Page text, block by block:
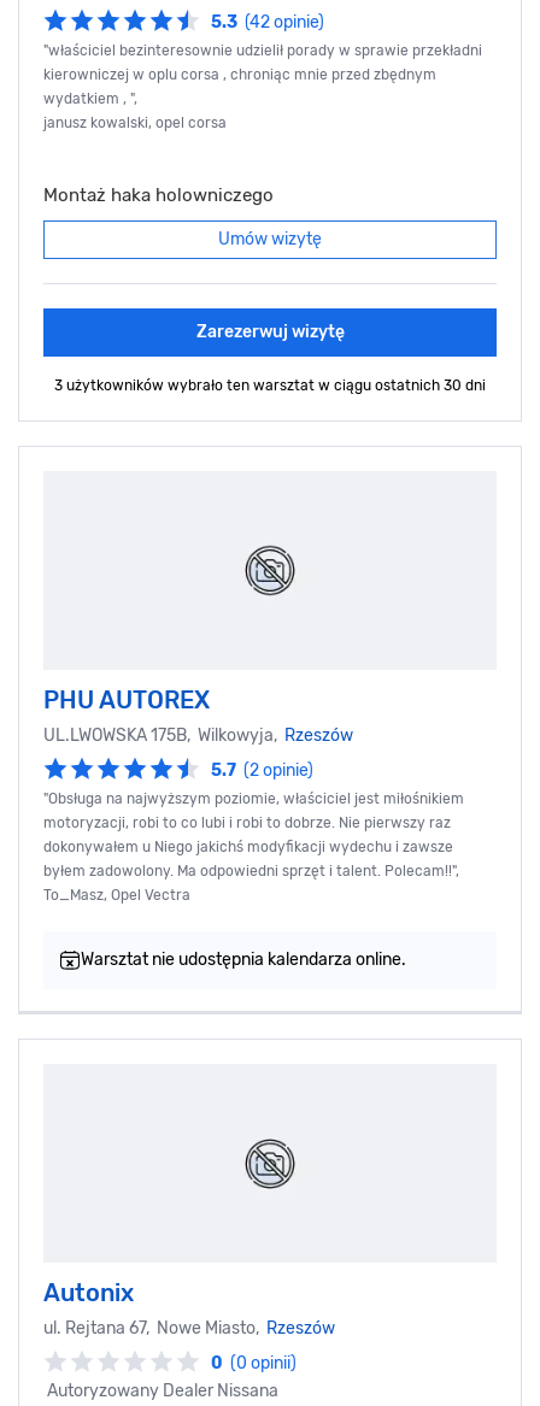
5.3 (42 opinie)
"właściciel bezinteresownie udzielił porady w sprawie przekładni
kierowniczej w oplu corsa , chroniąc mnie przed zbędnym
wydatkiem , ",
janusz kowalski, opel corsa
Montaż haka holowniczego
Umów wizytę
Zarezerwuj wizytę
3 użytkowników wybrało ten warsztat w ciągu ostatnich 30 dni
PHU AUTOREX
UL.LWOWSKA 175B, Wilkowyja, Rzeszów
5.7 (2 opinie)
"Obsługa na najwyższym poziomie, właściciel jest miłośnikiem
motoryzacji, robi to co lubi i robi to dobrze. Nie pierwszy raz
dokonywałem u Niego jakichś modyfikacji wydechu i zawsze
byłem zadowolony. Ma odpowiedni sprzęt i talent. Polecam!!",
To_Masz, Opel Vectra
Warsztat nie udostępnia kalendarza online.
Autonix
ul. Rejtana 67, Nowe Miasto, Rzeszów
0 (0 opinii)
Autoryzowany Dealer Nissana